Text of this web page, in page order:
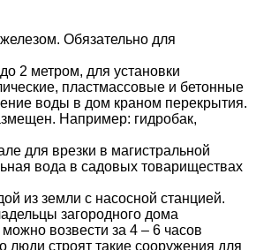
Обязательно для
2 метром, для установки
пластмассовые и бетонные
воды в дом краном перекрытия.
Например: гидробак,
для врезки в магистральной
вода в садовых товариществах
из земли с насосной станцией.
загородного дома
возвести за 4 – 6 часов
люди строят такие сооружения для